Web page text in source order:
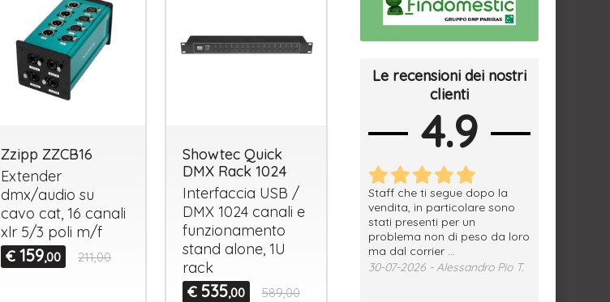
Zzipp ZZCB16
Extender
dmx/audio su
cavo cat, 16 canali
xlr 5/3 poli m/f
€ 159,00 211,00
Showtec Quick
DMX Rack 1024
Interfaccia USB /
DMX1024 canali e
funzionamento
stand alone, 1U
rack
€ 535,00 589,00
Le recensioni dei nostri
clienti
4.9
Tutto perfetto, materiale
ottimo e spedizione
velocissima, grazie.
03-08-2026 - Daniele S.
Staff che ti segue dopo la
vendita, in particolare sono
stati presenti per un
problema non di peso da loro
ma dal corrier ...
30-07-2026 - Alessandro Pio T.